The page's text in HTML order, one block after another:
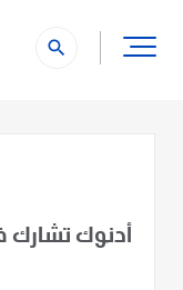
search
أدنوك تشارك